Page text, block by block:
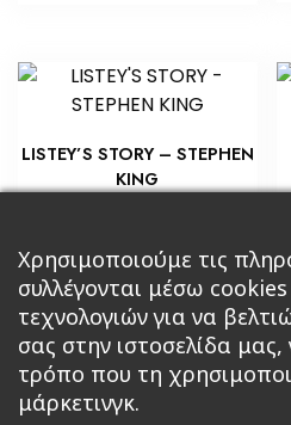
LISTEY’S STORY – STEPHEN
KING
Προσθήκη στο καλάθι
Χρησιμοποιούμε τις
συλλέγονται μέσω
τεχνολογιών για να
σας στην ιστοσελίδα
τρόπο που τη
μάρκετινγκ.